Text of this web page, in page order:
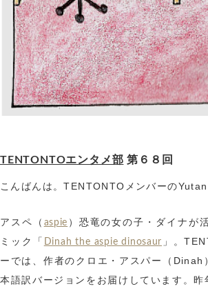
TENTONTOエンタメ部 第６８回
こんばんは。TENTONTOメンバーのYutani
アスペ（ aspie ）恐竜の女の子・ダイナが
ミック「 Dinah the aspie dinosaur 」。
ーでは、作者のクロエ・アスパー（
本語訳バージョンをお届けしています。